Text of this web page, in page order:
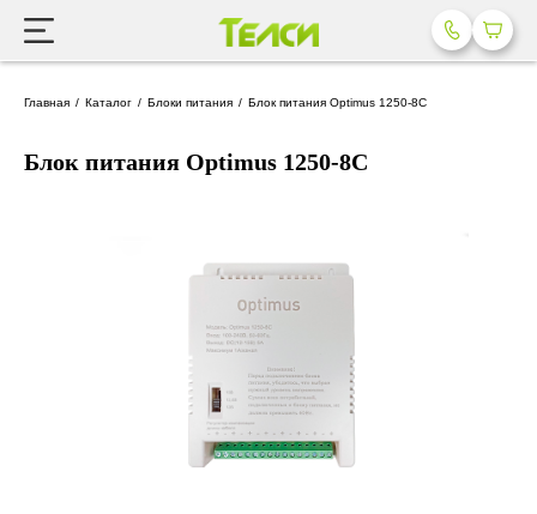
Главная Каталог Блоки питания Блок питания Optimus 1250-8C
Блок питания Optimus 1250-8C